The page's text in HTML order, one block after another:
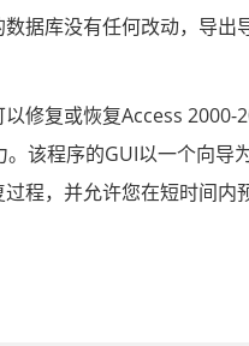
据库没有任何改动，导出
修复或恢复Access 2000-
该程序的GUI以一个向导
程，并允许您在短时间内